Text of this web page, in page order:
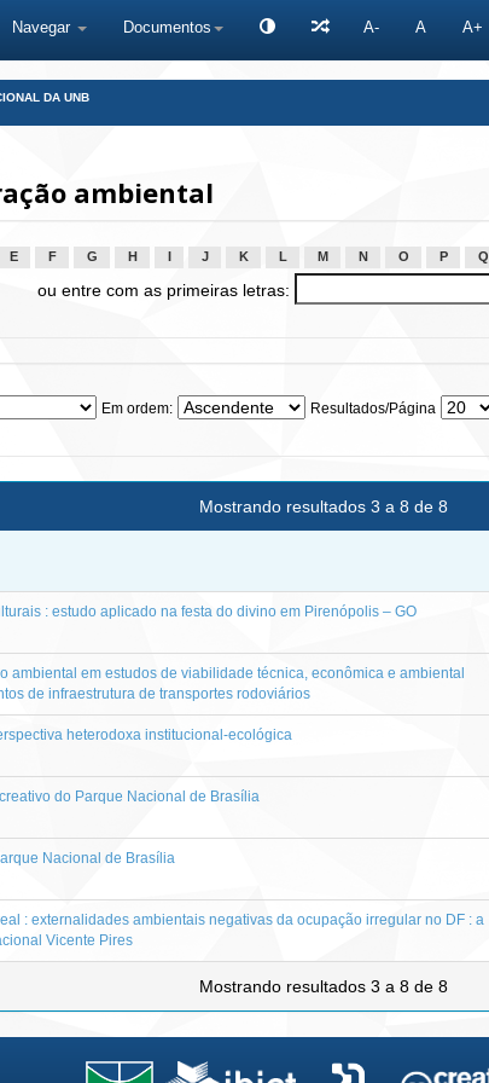
Navegar Documentos A- A A+
DA UNB
ambiental
E F G H J K L M N O P Q
ou entre com as primeiras letras:
Em ordem: Resultados/Página
Mostrando resultados 3 a 8 de 8
: estudo aplicado na festa do divino em Pirenópolis – GO
ambiental em estudos de viabilidade técnica, econômica e ambiental
de infraestrutura de transportes rodoviários
heterodoxa institucional-ecológica
do Parque Nacional de Brasília
Nacional de Brasília
: externalidades ambientais negativas da ocupação irregular no DF : a
Vicente Pires
Mostrando resultados 3 a 8 de 8